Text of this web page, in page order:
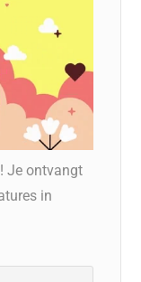
Je ontvangt
in